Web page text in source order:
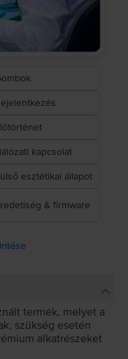
kapcsolat
esztétikai állapot
& firmware
termék, melyet a
szükség esetén
alkatrészeket